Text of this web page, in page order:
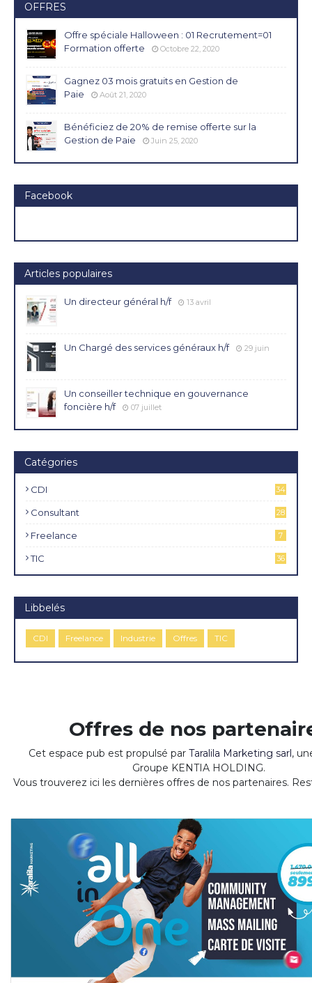
OFFRES
Offre spéciale Halloween : 01 Recrutement=01
Formation offerte
Octobre 22, 2020
Gagnez 03 mois gratuits en Gestion de
Paie
Août 21, 2020
Bénéficiez de 20% de remise offerte sur la
Gestion de Paie
Juin 25, 2020
Facebook
Articles populaires
Un directeur général h/f 13 avril
Un Chargé des services généraux h/f 29 juin
Un conseiller technique en gouvernance
foncière h/f
07 juillet
Catégories
CDI
34
Consultant 28
Freelance 7
TIC 36
Libbelés
CDI Freelance Industrie Offres TIC